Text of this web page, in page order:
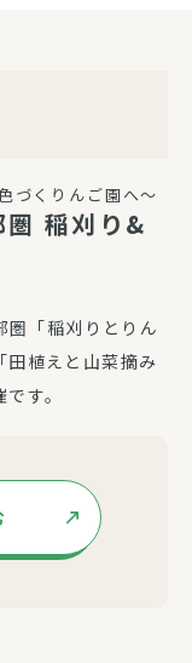
づくりんご園へ～
圏 稲刈り&
「稲刈りとりん
田植えと山菜摘み
す。